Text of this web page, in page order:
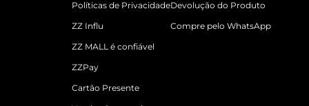
Políticas de Privacidade
ZZ Influ
ZZ MALL é confiável
ZZPay
Cartão Presente
Devolução do Produto
Compre pelo WhatsApp